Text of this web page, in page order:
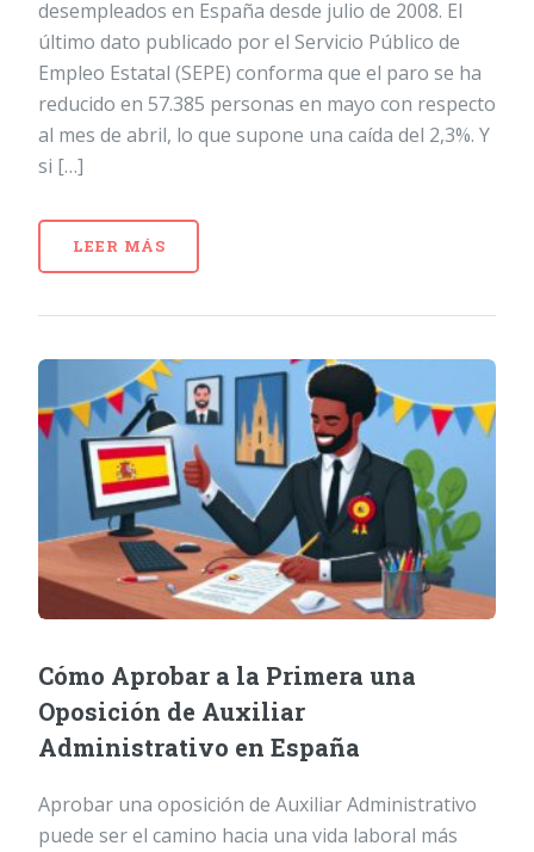
desempleados en España desde julio de 2008. El
último dato publicado por el Servicio Público de
Empleo Estatal (SEPE) conforma que el paro se ha
reducido en 57.385 personas en mayo con respecto
al mes de abril, lo que supone una caída del 2,3%. Y
si […]
LEER MÁS
Cómo Aprobar a la Primera una
Oposición de Auxiliar
Administrativo en España
Aprobar una oposición de Auxiliar Administrativo
puede ser el camino hacia una vida laboral más